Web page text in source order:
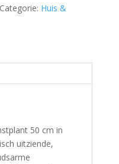
Categorie: Huis &
50 cm in
uitziende,